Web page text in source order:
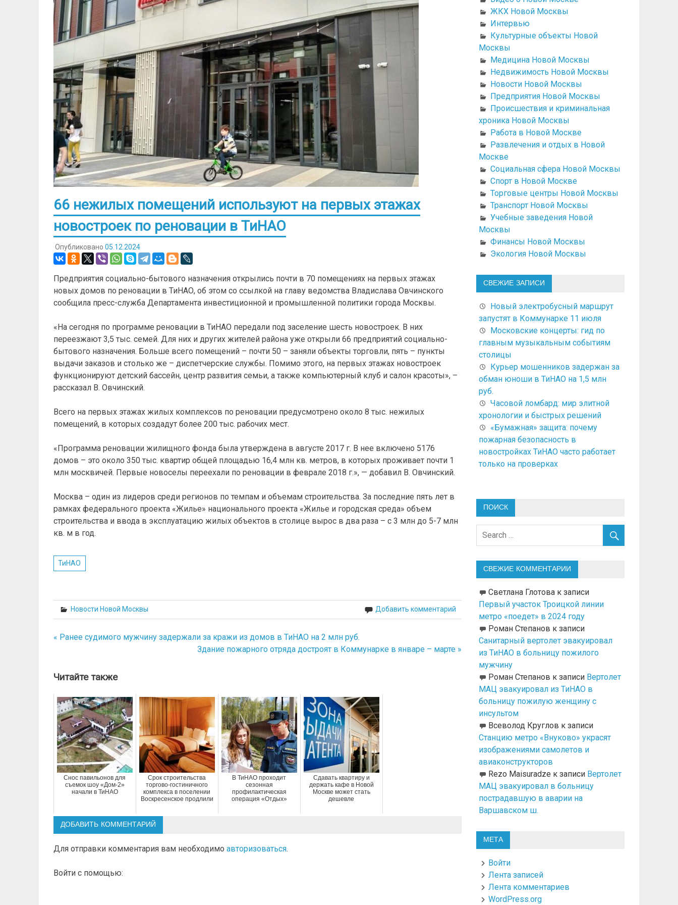
66 нежилых помещений используют на первых этажах
новостроек по реновации в ТиНАО
Опубликовано 05.12.2024
Предприятия социально-бытового назначения открылись почти в 70 помещениях на первых этажах
новых домов по реновации в ТиНАО, об этом со ссылкой на главу ведомства Владислава Овчинского
сообщила пресс-служба Департамента инвестиционной и промышленной политики города Москвы.
«На сегодня по программе реновации в ТиНАО передали под заселение шесть новостроек. В них
переезжают 3,5 тыс. семей. Для них и других жителей района уже открыли 66 предприятий социально-
бытового назначения. Больше всего помещений – почти 50 – заняли объекты торговли, пять – пункты
выдачи заказов и столько же – диспетчерские службы. Помимо этого, на первых этажах новостроек
функционируют детский бассейн, центр развития семьи, а также компьютерный клуб и салон красоты», –
рассказал В. Овчинский.
Всего на первых этажах жилых комплексов по реновации предусмотрено около 8 тыс. нежилых
помещений, в которых создадут более 200 тыс. рабочих мест.
«Программа реновации жилищного фонда была утверждена в августе 2017 г. В нее включено 5176
домов – это около 350 тыс. квартир общей площадью 16,4 млн кв. метров, в которых проживает почти 1
млн москвичей. Первые новоселы переехали по реновации в феврале 2018 г.», — добавил В. Овчинский.
Москва – один из лидеров среди регионов по темпам и объемам строительства. За последние пять лет в
рамках федерального проекта «Жилье» национального проекта «Жилье и городская среда» объем
строительства и ввода в эксплуатацию жилых объектов в столице вырос в два раза – с 3 млн до 5-7 млн
кв. м в год.
ТиНАО
Новости Новой Москвы Добавить комментарий
Навигация
записям
« Ранее судимого мужчину задержали за кражи из домов в ТиНАО на 2 млн руб.
Здание пожарного отряда достроят в Коммунарке в январе – марте »
Читайте также
Снос павильонов для
съемок шоу «Дом-2»
начали в ТиНАО
Срок строительства
торгово-гостиничного
комплекса в поселении
Воскресенское продлили
В ТиНАО проходит
сезонная
профилактическая
операция «Отдых»
Сдавать квартиру и
держать кафе в Новой
Москве может стать
дешевле
ДОБАВИТЬ КОММЕНТАРИЙ
Для отправки комментария вам необходимо авторизоваться.
Войти с помощью:
ЖКХ Новой Москвы
Интервью
Культурные объекты Новой
Москвы
Медицина Новой Москвы
Недвижимость Новой Москвы
Новости Новой Москвы
Предприятия Новой Москвы
Происшествия и криминальная
хроника Новой Москвы
Работа в Новой Москве
Развлечения и отдых в Новой
Москве
Социальная сфера Новой Москвы
Спорт в Новой Москве
Торговые центры Новой Москвы
Транспорт Новой Москвы
Учебные заведения Новой
Москвы
Финансы Новой Москвы
Экология Новой Москвы
СВЕЖИЕ ЗАПИСИ
Новый электробусный маршрут
запустят в Коммунарке 11 июля
Московские концерты: гид по
главным музыкальным событиям
столицы
Курьер мошенников задержан за
обман юноши в ТиНАО на 1,5 млн
руб.
Часовой ломбард: мир элитной
хронологии и быстрых решений
«Бумажная» защита: почему
пожарная безопасность в
новостройках ТиНАО часто работает
только на проверках
ПОИСК
СВЕЖИЕ КОММЕНТАРИИ
Светлана Глотовак записи
Первый участок Троицкой линии
метро «поедет» в 2024 году
Роман Степанов к записи
Санитарный вертолет эвакуировал
из ТиНАО в больницу пожилого
мужчину
Роман Степанов к записи Вертолет
МАЦ эвакуировал из ТиНАО в
больницу пожилую женщину с
инсультом
Всеволод Круглов к записи
Станцию метро «Внуково» украсят
изображениями самолетов и
авиаконструкторов
Rezo Maisuradze к записи Вертолет
МАЦ эвакуировал в больницу
пострадавшую в аварии на
Варшавском ш.
МЕТА
Войти
Лента записей
Лента комментариев
WordPress.org